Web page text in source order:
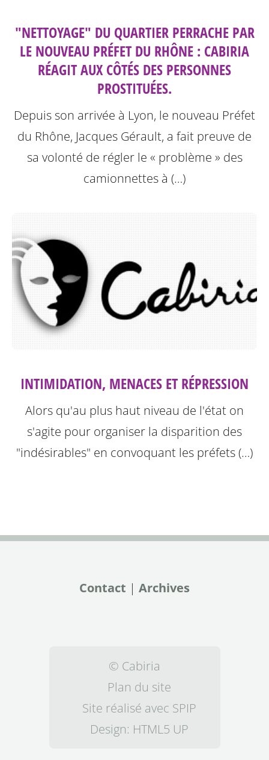
"NETTOYAGE" DU QUARTIER PERRACHE PAR
LE NOUVEAU PRÉFET DU RHÔNE : CABIRIA
RÉAGIT AUX CÔTÉS DES PERSONNES
PROSTITUÉES.
Depuis son arrivée à Lyon, le nouveau Préfet
du Rhône, Jacques Gérault, a fait preuve de
sa volonté de régler le « problème » des
camionnettes à (…)
INTIMIDATION, MENACES ET RÉPRESSION
Alors qu'au plus haut niveau de l'état on
s'agite pour organiser la disparition des
"indésirables" en convoquant les préfets (…)
Contact | Archives
© Cabiria
Plan du site
Site réalisé avec SPIP
Design: HTML5 UP